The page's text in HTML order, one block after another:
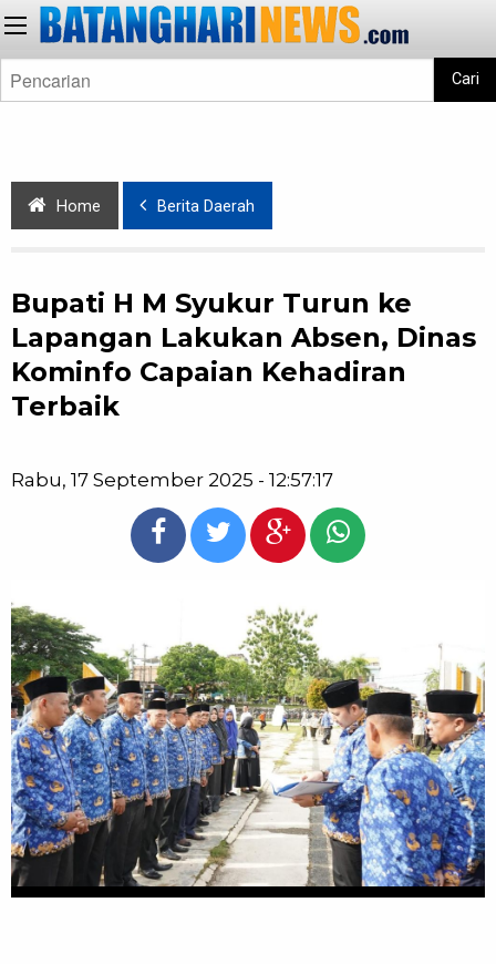
Cari
Home Berita Daerah
Bupati H M Syukur Turun ke
Lapangan Lakukan Absen, Dinas
Kominfo Capaian Kehadiran
Terbaik
Rabu, 17 September 2025 - 12:57:17